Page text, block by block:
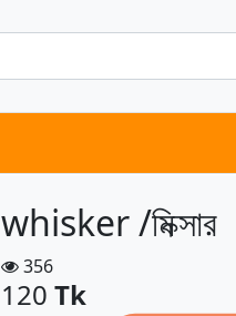
whisker /মিক্সার
356
120 Tk